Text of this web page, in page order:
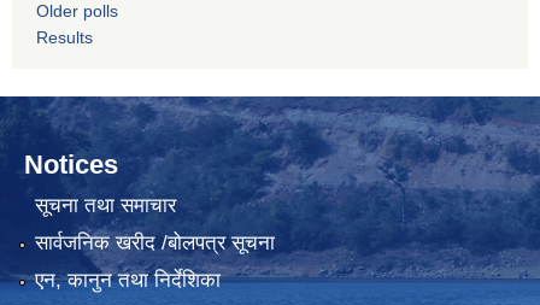
Older polls
Results
Notices
सूचना तथा समाचार
सार्वजनिक खरीद /बोलपत्र सूचना
एन, कानुन तथा निर्देशिका